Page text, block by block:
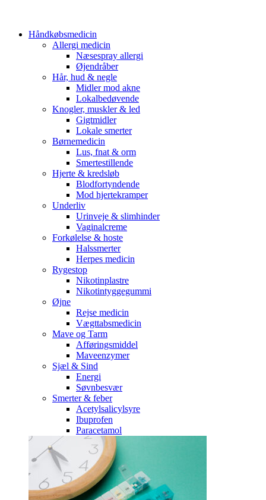
Håndkøbsmedicin
Allergi medicin
Næsespray allergi
Øjendråber
Hår, hud & negle
Midler mod akne
Lokalbedøvende
Knogler, muskler & led
Gigtmidler
Lokale smerter
Børnemedicin
Lus, fnat & orm
Smertestillende
Hjerte & kredsløb
Blodfortyndende
Mod hjertekramper
Underliv
Urinveje & slimhinder
Vaginalcreme
Forkølelse & hoste
Halssmerter
Herpes medicin
Rygestop
Nikotinplastre
Nikotintyggegummi
Øjne
Rejse medicin
Vægttabsmedicin
Mave og Tarm
Afføringsmiddel
Maveenzymer
Sjæl & Sind
Energi
Søvnbesvær
Smerter & feber
Acetylsalicylsyre
Ibuprofen
Paracetamol